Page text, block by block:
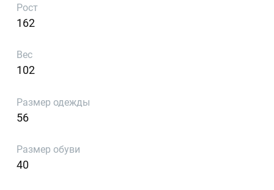
Рост
162
Вес
102
Размер одежды
56
Размер обуви
40